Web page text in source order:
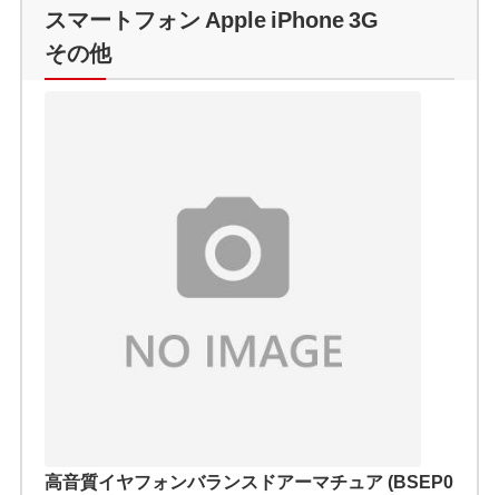
スマートフォン Apple iPhone 3G
その他
高音質イヤフォンバランスドアーマチュア (BSEP0